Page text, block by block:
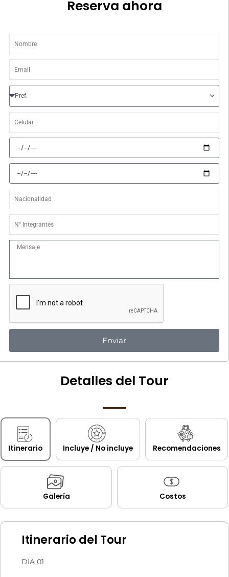
Reserva ahora
llegada
retorno
Mensaje
Enviar
Detalles del Tour
Itinerario Incluye / No incluye Recomendaciones
Galería Costos
Itinerario del Tour
DIA 01